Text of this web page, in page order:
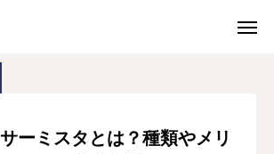
エアコンのサーミスタとは？種類やメリットなどについても徹底解説
ーミスタとは？種類やメリ